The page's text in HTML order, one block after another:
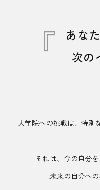
あな
次の
大学院への挑戦は、特別
それは、今の自分
未来の自分への